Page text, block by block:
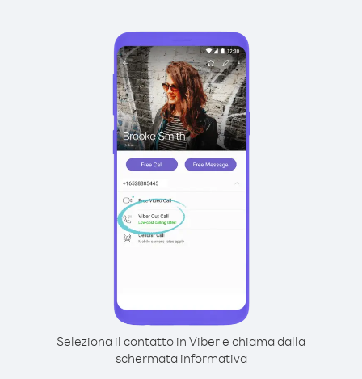
Seleziona il contatto in Viber e chiama dalla
schermata informativa